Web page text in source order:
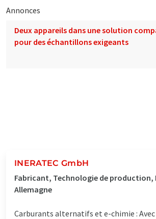
Annonces
Deux appareils dans une solution
pour des échantillons exigeants
INERATEC GmbH
Fabricant, Technologie de production,
Allemagne
Carburants alternatifs et e-chimie :